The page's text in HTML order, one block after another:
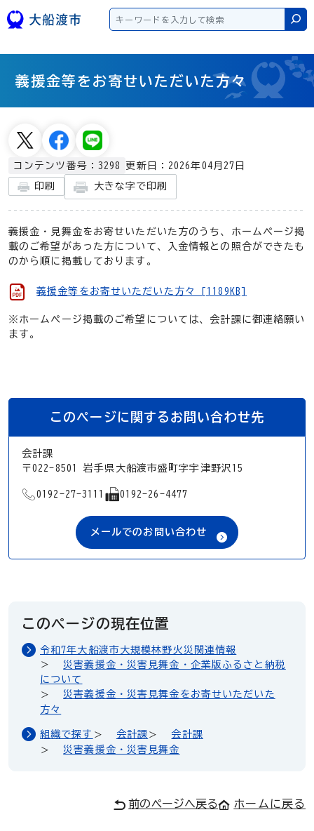
検索
義援金等をお寄せいただいた方々
コンテンツ番号：3298 更新日：2026年04月27日
印刷 大きな字で印刷
義援金・見舞金をお寄せいただいた方のうち、ホームページ掲
載のご希望があった方について、入金情報との照合ができたも
のから順に掲載しております。
義援金等をお寄せいただいた方々 [1189KB]
※ホームページ掲載のご希望については、会計課に御連絡願い
ます。
このページに関するお問い合わせ先
会計課
〒022-8501 岩手県大船渡市盛町字宇津野沢15
TEL
0192-27-3111 FAX
0192-26-4477
メールでのお問い合わせ
このページの現在位置
令和7年大船渡市大規模林野火災関連情報
災害義援金・災害見舞金・企業版ふるさと納税
について
災害義援金・災害見舞金をお寄せいただいた
方々
組織で探す 会計課
会計課
災害義援金・災害見舞金
前のページへ戻る ホームに戻る